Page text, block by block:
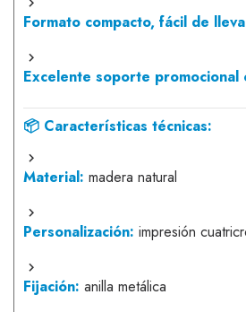
Formato compacto, fácil de
Excelente soporte promocional
📦 Características técnicas:
Material: madera natural
Personalización: impresión
Fijación: anilla metálica